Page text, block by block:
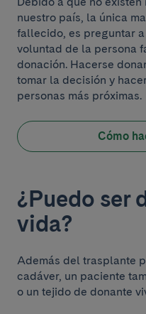
nuestro país, la única
fallecido, es preguntar
voluntad de la persona
donación. Hacerse
tomar la decisión y
personas más próximas.
Cómo
¿Puedo ser
vida?
Además del trasplante
cadáver, un paciente
o un tejido de donante